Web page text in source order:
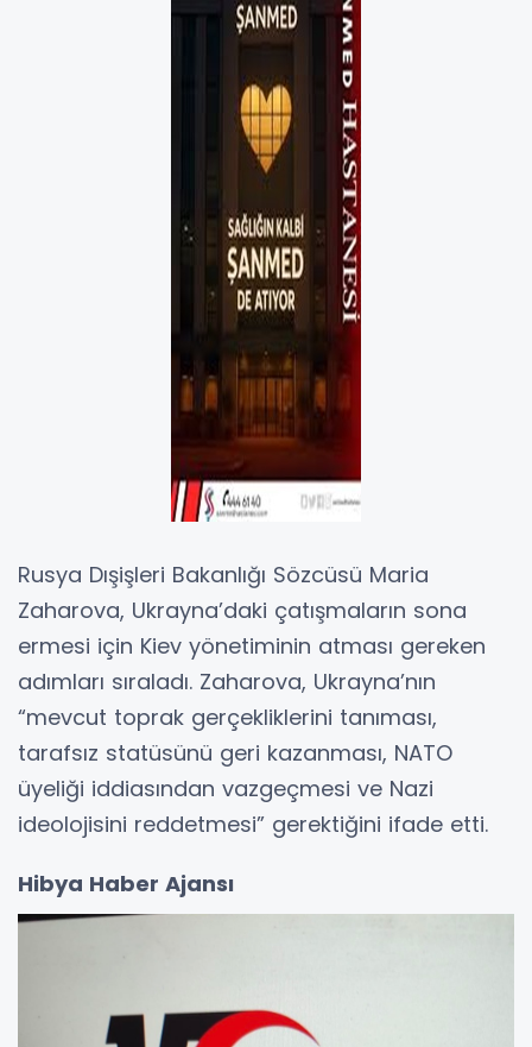
Rusya Dışişleri Bakanlığı Sözcüsü Maria
Zaharova, Ukrayna’daki çatışmaların sona
ermesi için Kiev yönetiminin atması gereken
adımları sıraladı. Zaharova, Ukrayna’nın
“mevcut toprak gerçekliklerini tanıması,
tarafsız statüsünü geri kazanması, NATO
üyeliği iddiasından vazgeçmesi ve Nazi
ideolojisini reddetmesi” gerektiğini ifade etti.
Hibya Haber Ajansı